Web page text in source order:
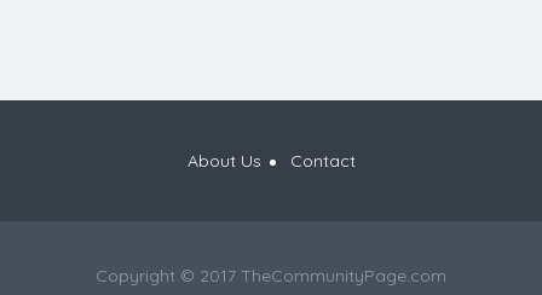
About Us Contact
Copyright © 2017 TheCommunityPage.com